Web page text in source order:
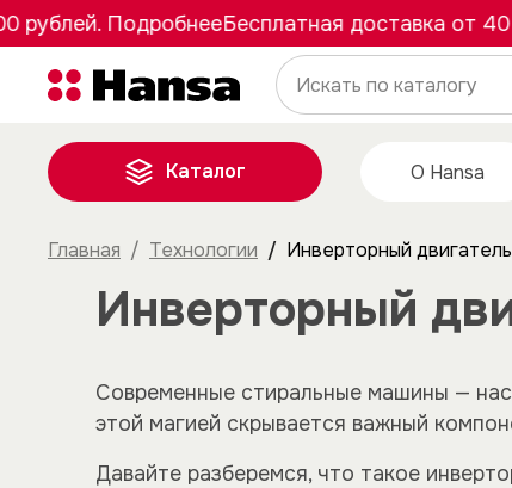
ПодробнееБесплатная доставка от 40 000
Каталог О Hansa
Главная Технологии Инверторный
Инверторный
Современные стиральные машины —
этой магией скрывается важный
Давайте разберемся, что такое